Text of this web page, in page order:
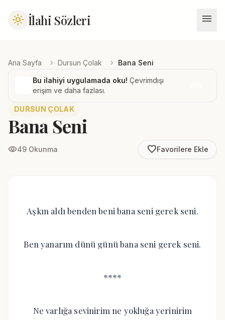
light_mode İlahi Sözleri menu
Ana Sayfa chevron_right Dursun Çolak chevron_right Bana Seni
Bu ilahiyi uygulamada oku! Çevrimdışı
erişim ve daha fazlası.
DURSUN ÇOLAK
Bana Seni
visibility49 Okunma favorite_borderFavorilere Ekle
Aşkın aldı benden beni bana seni gerek seni.
Ben yanarım dünü günü bana seni gerek seni.
****
Ne varlığa sevinirim ne yokluğa yerinirim